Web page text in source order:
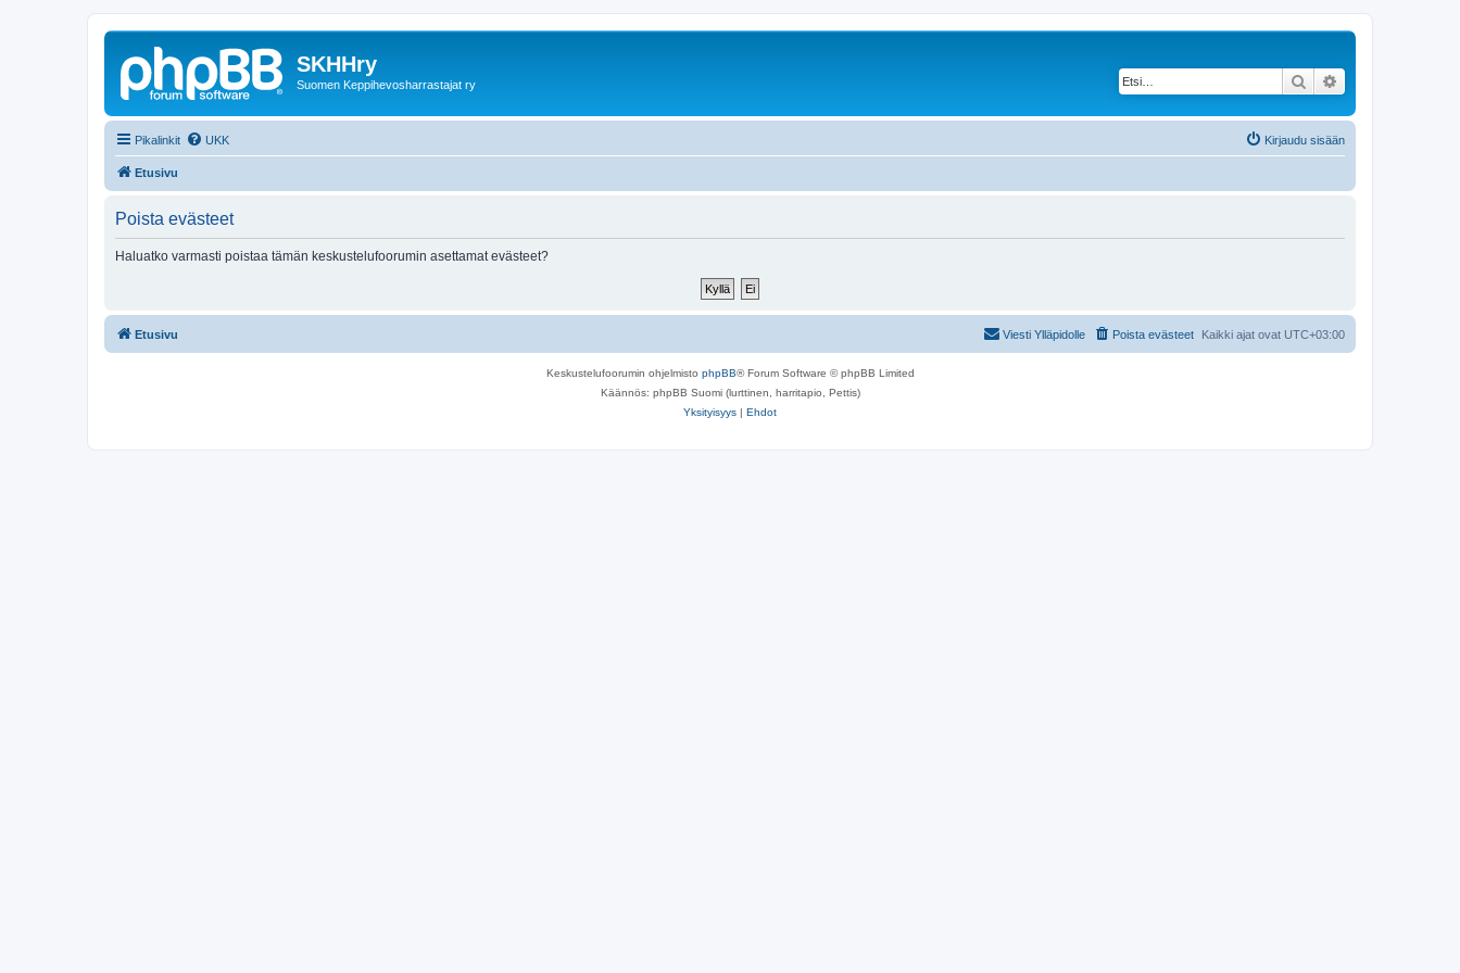
SKHHry
Suomen Keppihevosharrastajat ry Etsi
Pikalinkit UKK Kirjaudu sisään
Etusivu
Poista evästeet
Haluatko varmasti poistaa tämän keskustelufoorumin asettamat evästeet?
Etusivu Kaikki ajat ovat UTC+03:00
Poista evästeet
Viesti Ylläpidolle
Keskustelufoorumin ohjelmisto phpBB® Forum Software © phpBB Limited
Käännös: phpBB Suomi (lurttinen, harritapio, Pettis)
Yksityisyys | Ehdot